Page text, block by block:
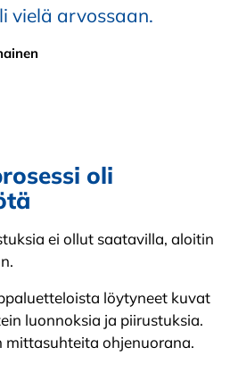
vielä arvossaan.
oli
ei ollut saatavilla, aloitin
löytyneet kuvat
luonnoksia ja piirustuksia.
mittasuhteita ohjenuorana.